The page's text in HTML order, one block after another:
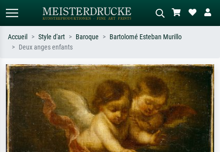
Recherchez par artiste, titre ou style –
ex. Monet, Nuit étoilée,
impressionnisme, vague de Hokusai,
nu.
Décrivez la scène – ex. prairie verte,
abstrait avec beaucoup de rouge,
tableau sombre, nu debout près d'un
arbre.
Accueil Style d'art Baroque
Bartolomé Esteban Murillo
Deux anges enfants